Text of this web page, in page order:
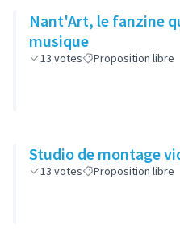
Nant'Art, le fanzine
musique
13 votes Proposition libre
Studio de montage
13 votes Proposition libre